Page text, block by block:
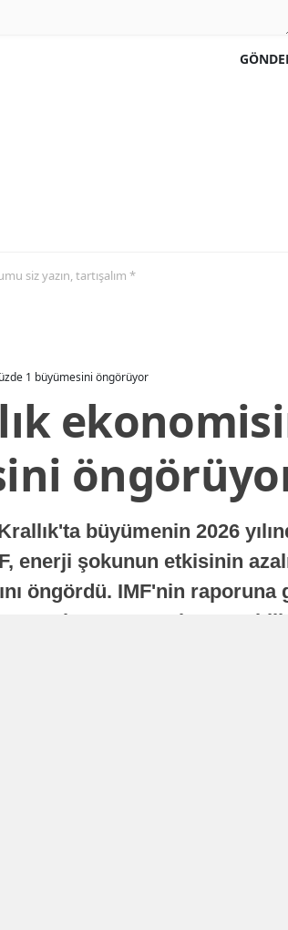
siz yazın, tartışalım *
1 büyümesini öngörüyor
büyümenin 2026
enerji şokunun etkisinin
öngördü. IMF'nin raporuna
toparlanma süreci